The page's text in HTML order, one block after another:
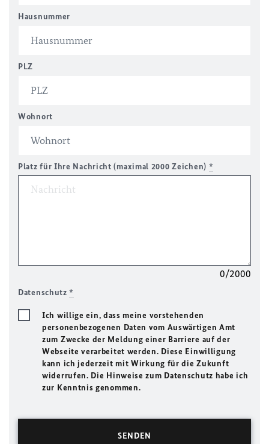
Hausnummer
PLZ
Wohnort
Platz für Ihre Nachricht (maximal 2000 Zeichen) *
0/2000
Datenschutz*
Ich willige ein, dass meine vorstehenden
personenbezogenen Daten vom Auswärtigen Amt
zum Zwecke der Meldung einer Barriere auf der
Webseite verarbeitet werden. Diese Einwilligung
kann ich jederzeit mit Wirkung für die Zukunft
widerrufen. Die Hinweise zum Datenschutz habe ich
zur Kenntnis genommen.